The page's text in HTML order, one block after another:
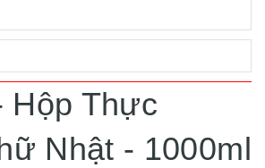
Hộp Thực
Nhật - 1000ml